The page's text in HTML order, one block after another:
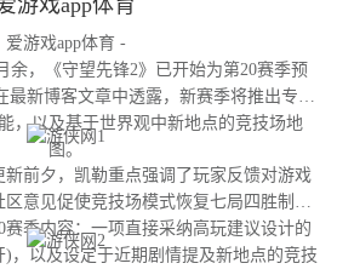
爱游戏app体育 -
，《守望先锋2》已开始为第20赛季预
最新博客文章中透露，新赛季将推出专为
，以及基于世界观中新地点的竞技场地
图。
前夕，凯勒重点强调了玩家反馈对游戏
意见促使竞技场模式恢复七局四胜制。
季内容：一项直接采纳高玩建议设计的
，以及设定于近期剧情提及新地点的竞技